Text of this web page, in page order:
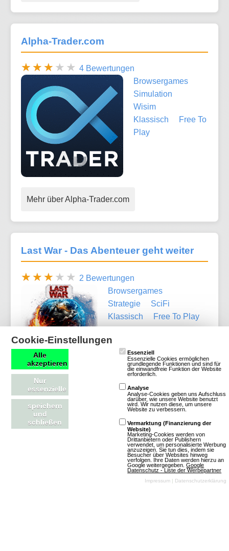
Alpha-Trader.com
4 Bewertungen
Browsergames
Simulation
Wisim
Klassisch
Free To
Play
Mehr über Alpha-Trader.com
Last War - Das Abenteuer geht weiter
2 Bewertungen
Browsergames
Strategie
SciFi
Klassisch
Free To Play
Mehr über Last War - Das Abenteuer geht weiter
12 Bewertungen
Browsergames
Cookie-Einstellungen
Alle
akzeptieren
Nur
essenzielle
speichern
und
schließen
Essenziell
Essenzielle Cookies ermöglichen
grundlegende Funktionen und sind für
die einwandfreie Funktion der Website
erforderlich.
Analyse
Analyse-Cookies geben uns Aufschluss
darüber, wie unsere Website benutzt
wird. Wir nutzen diese, um unsere
Website zu verbessern.
Vermarktung (Finanzierung der
Website)
Marketing-Cookies werden von
Drittanbietern oder Publishern
verwendet, um personalisierte Werbung
anzuzeigen. Sie tun dies, indem sie
Besucher über Websites hinweg
verfolgen. Ihre Daten werden hierzu an
Google weitergegeben.Google
Datenschutz - Liste der Werbepartner
Impressum | Datenschutzerklärung